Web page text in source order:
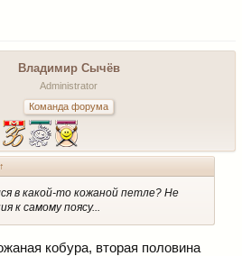
Владимир Сычёв
Administrator
Команда форума
↑
в какой-то кожаной петле? Не
к самому поясу...
кобура, вторая половина